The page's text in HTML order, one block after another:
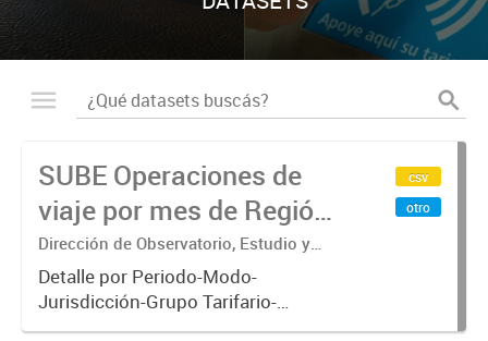
SUBE Operaciones de
viaje por mes de Región
Metropolitana de
Buenos Aires
Dirección de Observatorio, Estudio y
Sistemas – Ministerio de Transporte
Detalle por Periodo-Modo-
Jurisdicción-Grupo Tarifario-
Empresa-Línea-Tipo de
csv
otro